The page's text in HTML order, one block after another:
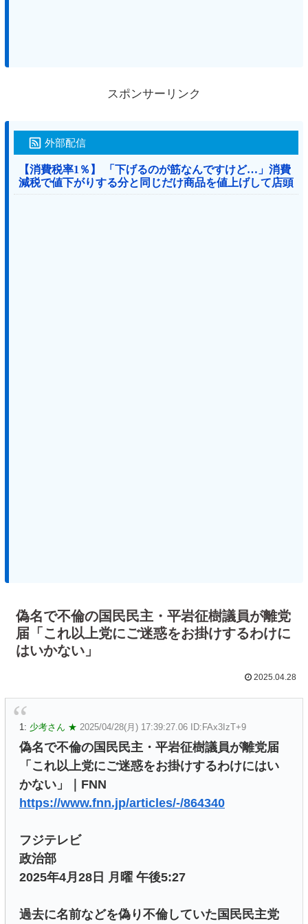
スポンサーリンク
外部配信
【消費税率1％】 「下げるのが筋なんですけど…」消費
減税で値下がりする分と同じだけ商品を値上げして店頭
価格を変えない店も
偽名で不倫の国民民主・平岩征樹議員が離党
届「これ以上党にご迷惑をお掛けするわけに
はいかない」
2025.04.28
1: 少考さん ★ 2025/04/28(月) 17:39:27.06 ID:FAx3IzT+9
偽名で不倫の国民民主・平岩征樹議員が離党届
「これ以上党にご迷惑をお掛けするわけにはい
かない」｜FNN
https://www.fnn.jp/articles/-/864340
フジテレビ
政治部
2025年4月28日 月曜 午後5:27
過去に名前などを偽り不倫していた国民民主党